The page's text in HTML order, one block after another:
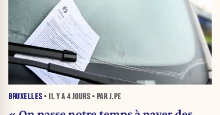
BRUXELLES• IL Y A 4 JOURS• PAR J.PE